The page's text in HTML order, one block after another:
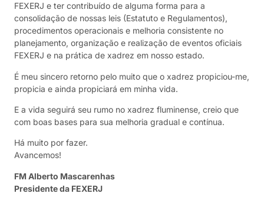
FEXERJ e ter contribuído de alguma forma para a
consolidação de nossas leis (Estatuto e Regulamentos),
procedimentos operacionais e melhoria consistente no
planejamento, organização e realização de eventos oficiais
FEXERJ e na prática de xadrez em nosso estado.
É meu sincero retorno pelo muito que o xadrez propiciou-me,
propicia e ainda propiciará em minha vida.
E a vida seguirá seu rumo no xadrez fluminense, creio que
com boas bases para sua melhoria gradual e contínua.
Há muito por fazer.
Avancemos!
FM Alberto Mascarenhas
Presidente da FEXERJ